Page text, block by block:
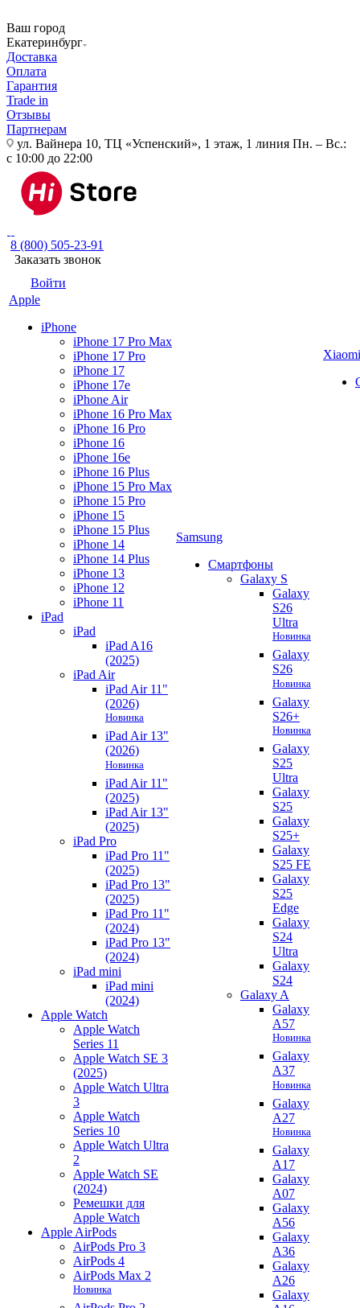
Ваш город
Екатеринбург
Доставка
Оплата
Гарантия
Trade in
Отзывы
Партнерам
ул. Вайнера 10, ТЦ «Успенский», 1 этаж, 1 линия Пн. – Вс.:
с 10:00 до 22:00
8 (800) 505-23-91
Заказать звонок
Войти
Apple
iPhone
iPhone 17 Pro Max
iPhone 17 Pro
iPhone 17
iPhone 17e
iPhone Air
iPhone 16 Pro Max
iPhone 16 Pro
iPhone 16
iPhone 16e
iPhone 16 Plus
iPhone 15 Pro Max
iPhone 15 Pro
iPhone 15
iPhone 15 Plus
iPhone 14
iPhone 14 Plus
iPhone 13
iPhone 12
iPhone 11
iPad
iPad
iPad A16
(2025)
iPad Air
iPad Air 11"
(2026)
Новинка
iPad Air 13"
(2026)
Новинка
iPad Air 11"
(2025)
iPad Air 13"
(2025)
iPad Pro
iPad Pro 11"
(2025)
iPad Pro 13"
(2025)
iPad Pro 11"
(2024)
iPad Pro 13"
(2024)
iPad mini
iPad mini
(2024)
Apple Watch
Apple Watch
Series 11
Apple Watch SE 3
(2025)
Apple Watch Ultra
3
Apple Watch
Series 10
Apple Watch Ultra
2
Apple Watch SE
(2024)
Ремешки для
Apple Watch
Apple AirPods
AirPods Pro 3
AirPods 4
AirPods Max 2
Новинка
Samsung
Смартфоны
Galaxy S
Galaxy
S26
Ultra
Новинка
Galaxy
S26
Новинка
Galaxy
S26+
Новинка
Galaxy
S25
Ultra
Galaxy
S25
Galaxy
S25+
Galaxy
S25 FE
Galaxy
S25
Edge
Galaxy
S24
Ultra
Galaxy
S24
Galaxy A
Galaxy
A57
Новинка
Galaxy
A37
Новинка
Galaxy
A27
Новинка
Galaxy
A17
Galaxy
A07
Galaxy
A56
Galaxy
A36
Galaxy
A26
Galaxy
Xiaomi